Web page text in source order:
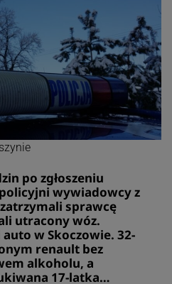
po zgłoszeniu
wywiadowcy z
sprawcę
utracony wóz.
w Skoczowie. 32-
renault bez
alkoholu, a
17-latka…